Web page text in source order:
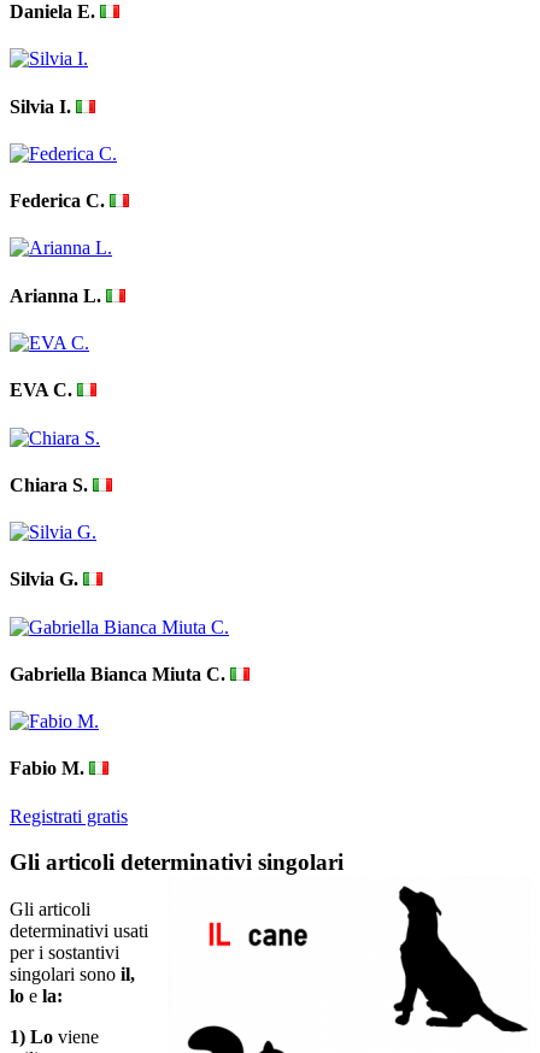
Daniela E.
Silvia I.
Federica C.
Arianna L.
EVA C.
Chiara S.
Silvia G.
Gabriella Bianca Miuta C.
Fabio M.
Registrati gratis
Gli articoli determinativi singolari
Gli articoli
determinativi usati
per i sostantivi
singolari sono il,
lo e la:
1) Lo viene